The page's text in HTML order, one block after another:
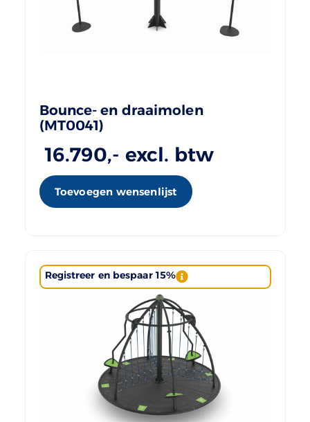
Bounce- en draaimolen
(MT0041)
16.790,- excl. btw
Toevoegen wensenlijst
Registreer en bespaar 15%